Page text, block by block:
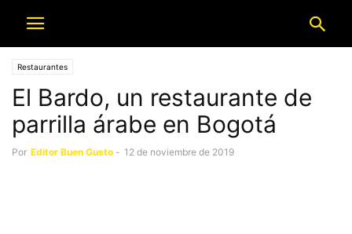
Restaurantes
El Bardo, un restaurante de
parrilla árabe en Bogotá
Por Editor Buen Gusto - 12 de noviembre de 2019